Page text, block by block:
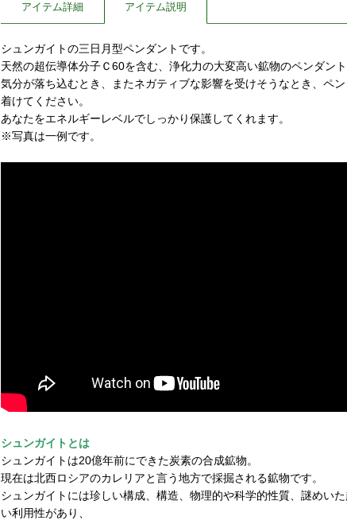
アイテム詳細 アイテム説明
シュンガイトの三日月型ペンダントです。
天然の超伝導体分子Ｃ60を含む、浄化力の大変高い鉱物のペンダント
気分が落ち込むとき、またネガティブな影響を受けそうなとき、ペ
着けてください。
あなたをエネルギーレベルでしっかり保護してくれます。
※写真は一例です。
シュンガイトとは
シュンガイトは20億年前にできた炭素の合成鉱物。
現在は北西ロシアのカレリアと言う地方で採掘される鉱物です。
シュンガイトには珍しい構成、構造、物理的や科学的性質、謎めい
い利用性があり、